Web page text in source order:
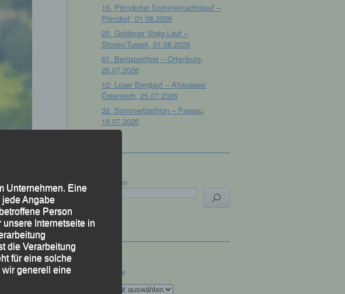
15. Pörndorfer Sommernachtslauf –
Pörndorf, 01.08.2026
20. Goldener Steig-Lauf –
Stozec/Tusset, 01.08.2026
61. Bergsportfest – Ortenburg,
26.07.2026
12. Loser Berglauf – Altaussee/
Österreich, 25.07.2026
32. Sommerbiathlon – Passau,
18.07.2026
Suchen
Archiv
Archiv
Unternehmen. Eine
jede Angabe
Person
Internetseite in
die Verarbeitung
für eine solche
generell eine